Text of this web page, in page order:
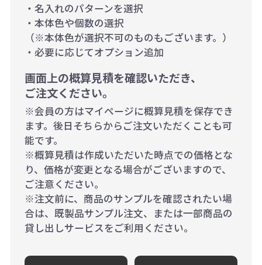
・名入れのパターンを選択
・本体色や個数の選択
（※本体色が選択不可のものもございます。）
・必要に応じてオプション追加
画面上の概算見積を確認いただき、
ご注文ください。
※会員の方はマイページに概算見積を保存でき
ます。後日そちらからご注文いただくことも可
能です。
※概算見積は作成いただいた時点での価格とな
り、価格が変更となる場合がございますので、
ご注意ください。
※注文前に、商品のサンプルを確認されたい場
合は、既製品サンプル注文、または一部商品の
貸し出しサービスをご利用ください。